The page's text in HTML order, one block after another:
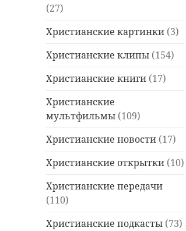
(27)
Христианские картинки (3)
Христианские клипы (154)
Христианские книги (17)
Христианские
мультфильмы (109)
Христианские новости (17)
Христианские открытки (10)
Христианские передачи
(110)
Христианские подкасты (73)